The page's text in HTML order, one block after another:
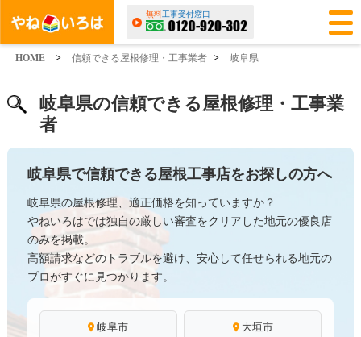
無料工事受付窓口
HOME > 信頼できる屋根修理・工事業者 > 岐阜県
岐阜県の信頼できる屋根修理・工事業
者
岐阜県で信頼できる屋根工事店をお探しの方へ
岐阜県の屋根修理、適正価格を知っていますか？
やねいろはでは独自の厳しい審査をクリアした地元の優良店
のみを掲載。
高額請求などのトラブルを避け、安心して任せられる地元の
プロがすぐに見つかります。
岐阜市 大垣市